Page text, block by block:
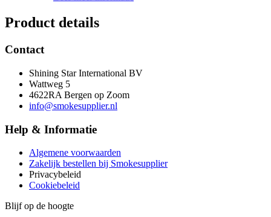
Product details
Contact
Shining Star International BV
Wattweg 5
4622RA Bergen op Zoom
info@smokesupplier.nl
Help & Informatie
Algemene voorwaarden
Zakelijk bestellen bij Smokesupplier
Privacybeleid
Cookiebeleid
Blijf op de hoogte